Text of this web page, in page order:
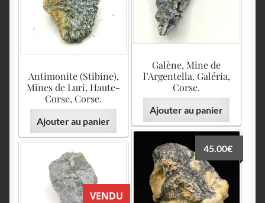
Galène, Mine de
l’Argentella, Galéria,
Corse.
Ajouter au panier
Antimonite (Stibine),
Mines de Luri, Haute-
Corse, Corse.
Ajouter au panier
45.00€
VENDU